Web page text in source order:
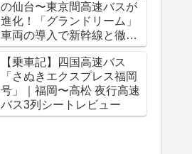
の仙台〜東京間高速バスが
進化！「グランドリーム」
車両の導入で新幹線と徹底
比較
【乗車記】四国高速バス
「さぬきエクスプレス福岡
号」｜福岡〜高松 夜行高速
バス3列シートレビュー